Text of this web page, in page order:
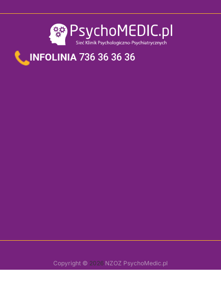
INFOLINIA 736 36 36 36
Copyright © 2026 NZOZ PsychoMedic.pl